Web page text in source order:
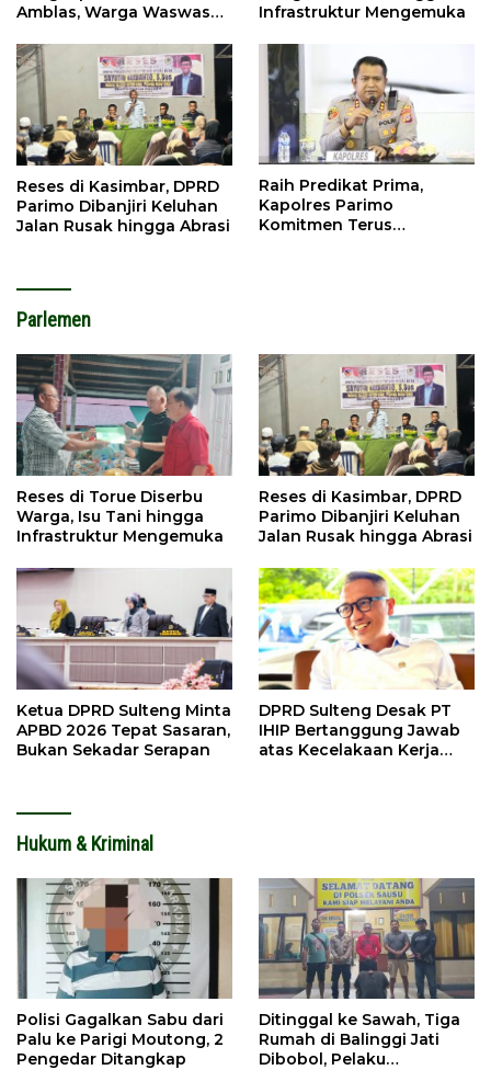
Amblas, Warga Waswas
Infrastruktur Mengemuka
Reses di Kasimbar, DPRD
Parimo Dibanjiri Keluhan
Jalan Rusak hingga Abrasi
Raih Predikat Prima,
Kapolres Parimo
Komitmen Terus
Parlemen
Reses di Torue Diserbu
Warga, Isu Tani hingga
Infrastruktur Mengemuka
Reses di Kasimbar, DPRD
Parimo Dibanjiri Keluhan
Jalan Rusak hingga Abrasi
Ketua DPRD Sulteng Minta
APBD 2026 Tepat Sasaran,
Bukan Sekadar Serapan
DPRD Sulteng Desak PT
IHIP Bertanggung Jawab
atas Kecelakaan Kerja
Hukum & Kriminal
Polisi Gagalkan Sabu dari
Palu ke Parigi Moutong, 2
Pengedar Ditangkap
Ditinggal ke Sawah, Tiga
Rumah di Balinggi Jati
Dibobol, Pelaku